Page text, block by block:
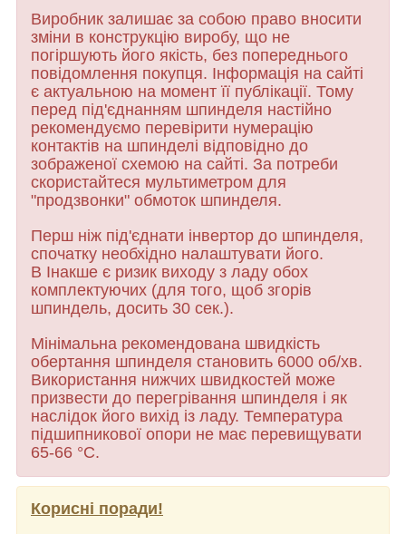
Виробник залишає за собою право вносити
зміни в конструкцію виробу, що не
погіршують його якість, без попереднього
повідомлення покупця. Інформація на сайті
є актуальною на момент її публікації. Тому
перед під'єднанням шпинделя настійно
рекомендуємо перевірити нумерацію
контактів на шпинделі відповідно до
зображеної схемою на сайті. За потреби
скористайтеся мультиметром для
"продзвонки" обмоток шпинделя.
Перш ніж під'єднати інвертор до шпинделя,
спочатку необхідно налаштувати його.
В Інакше є ризик виходу з ладу обох
комплектуючих (для того, щоб згорів
шпиндель, досить 30 сек.).
Мінімальна рекомендована швидкість
обертання шпинделя становить 6000 об/хв.
Використання нижчих швидкостей може
призвести до перегрівання шпинделя і як
наслідок його вихід із ладу. Температура
підшипникової опори не має перевищувати
65-66 °C.
Корисні поради!